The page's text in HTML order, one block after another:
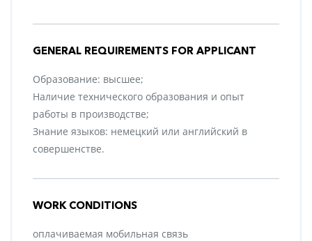
GENERAL REQUIREMENTS FOR APPLICANT
Образование: высшее;
Наличие технического образования и опыт
работы в производстве;
Знание языков: немецкий или английский в
совершенстве.
WORK CONDITIONS
оплачиваемая мобильная связь